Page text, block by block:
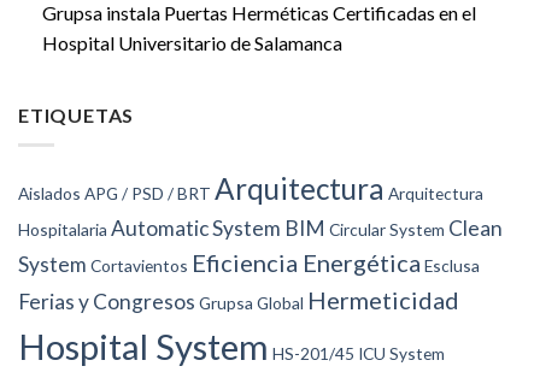
Grupsa instala Puertas Herméticas Certificadas en el
Hospital Universitario de Salamanca
ETIQUETAS
Aislados APG / PSD / BRT Arquitectura Arquitectura
Hospitalaria Automatic System BIM Circular System Clean
System Cortavientos Eficiencia Energética Esclusa
Ferias y Congresos Grupsa Global Hermeticidad
Hospital System HS-201/45 ICU System